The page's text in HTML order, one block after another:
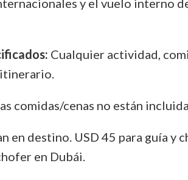
Cualquier actividad,
comidas/cenas no están
en destino. USD 45 para guía y
en Dubái.